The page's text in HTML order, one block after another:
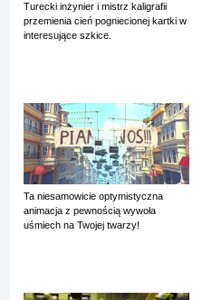
Turecki inżynier i mistrz kaligrafii
przemienia cień pogniecionej kartki w
interesujące szkice.
Ta niesamowicie optymistyczna
animacja z pewnością wywoła
uśmiech na Twojej twarzy!